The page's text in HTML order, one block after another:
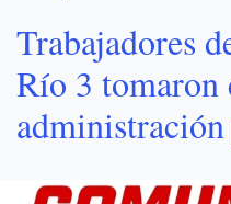
Trabajadores
Río 3